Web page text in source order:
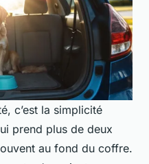
c’est la simplicité
prend plus de deux
au fond du coffre.